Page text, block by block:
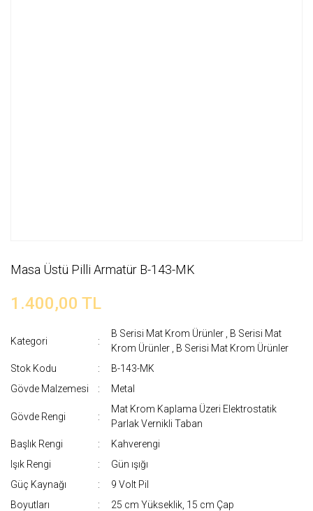
Masa Üstü Pilli Armatür B-143-MK
1.400,00 TL
Kategori
B Serisi Mat Krom Ürünler
B Serisi Mat
Krom Ürünler
B Serisi Mat Krom Ürünler
Stok Kodu
B-143-MK
Gövde Malzemesi
Metal
Gövde Rengi
Mat Krom Kaplama Üzeri Elektrostatik
Parlak Vernikli Taban
Başlık Rengi
Kahverengi
Işık Rengi
Gün ışığı
Güç Kaynağı
9 Volt Pil
Boyutları
25 cm Yükseklik, 15 cm Çap